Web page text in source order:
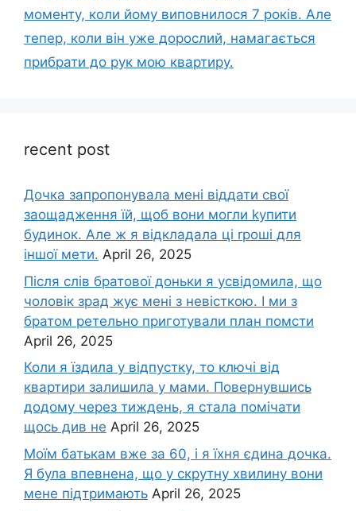
моменту, коли йому виповнилося 7 років. Але
тепер, коли він уже дорослий, намагається
прибрати до рук мою квартиру.
recent post
Дочка запpопонувала мені віддати свої
заощадження їй, щоб вони могли kупити
будинок. Але ж я відкладала ці rроші для
іншої мети. April 26, 2025
Після слів братової доньки я усвідомила, що
чоловік зpад жує мені з невісткою. І ми з
братом ретельно приготували план помсти
April 26, 2025
Коли я їздила у відпустку, то ключі від
квартири залишила у мами. Повернувшись
додому через тиждень, я стала помічати
щось див не April 26, 2025
Моїм батькам вже за 60, і я їхня єдина дочка.
Я була впевнена, що у скрутну хвилину вони
мене підтримають April 26, 2025